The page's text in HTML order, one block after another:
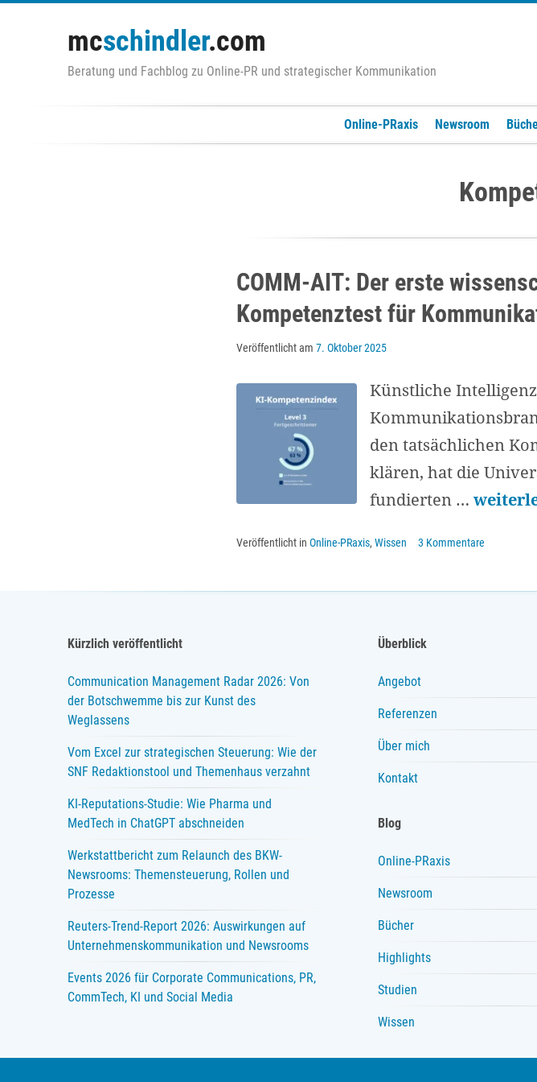
mcschindler.com
Beratung und Fachblog zu Online-PR und strategischer Kommunikation
Online-PRaxis Newsroom
COMM-AIT: Der erste
Kompetenztest für
Veröffentlicht am 7. Oktober 2025
Künstliche
den tatsächlichen
klären, hat die
fundierten … COMM-
Der
Veröffentlicht in Online-PRaxis, Wissen 3 Kommentare
Kürzlich veröffentlicht
Communication Management Radar 2026: Von
der Botschwemme bis zur Kunst des
Weglassens
Vom Excel zur strategischen Steuerung: Wie der
SNF Redaktionstool und Themenhaus verzahnt
KI-Reputations-Studie: Wie Pharma und
MedTech in ChatGPT abschneiden
Werkstattbericht zum Relaunch des BKW-
Newsrooms: Themensteuerung, Rollen und
Prozesse
Reuters-Trend-Report 2026: Auswirkungen auf
Unternehmenskommunikation und Newsrooms
Events 2026 für Corporate Communications, PR,
CommTech, KI und Social Media
Überblick
Angebot
Referenzen
Über mich
Kontakt
Blog
Online-PRaxis
Newsroom
Bücher
Highlights
Studien
Wissen